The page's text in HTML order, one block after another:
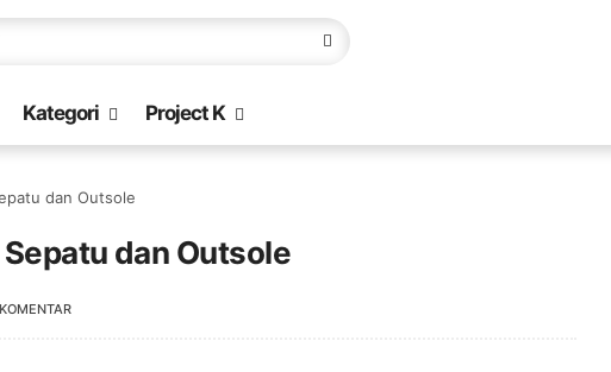
Kategori Project K
dan Outsole
dan Outsole